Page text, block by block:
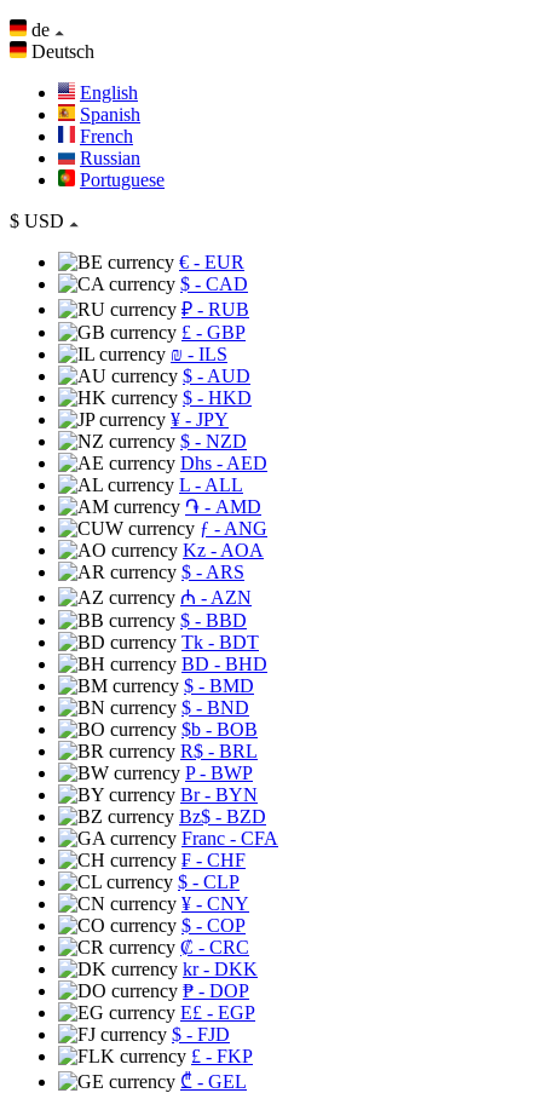
de
Deutsch
English
Spanish
French
Russian
Portuguese
$ USD
€ - EUR
$ - CAD
₽ - RUB
£ - GBP
₪ - ILS
$ - AUD
$ - HKD
¥ - JPY
$ - NZD
Dhs - AED
L - ALL
֏ - AMD
ƒ - ANG
Kz - AOA
$ - ARS
₼ - AZN
$ - BBD
Tk - BDT
BD - BHD
$ - BMD
$ - BND
$b - BOB
R$ - BRL
P- BWP
Br- BYN
Bz$ - BZD
Franc - CFA
₣ - CHF
$ - CLP
¥ - CNY
$ - COP
₡ - CRC
kr- DKK
₱ - DOP
E£ - EGP
$ - FJD
£ - FKP
₾ - GEL